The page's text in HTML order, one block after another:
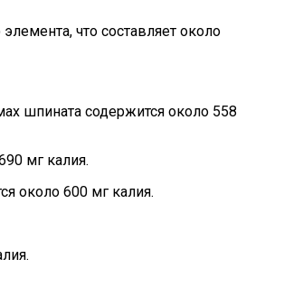
что составляет около
шпината содержится около 558
мг калия.
около 600 мг калия.